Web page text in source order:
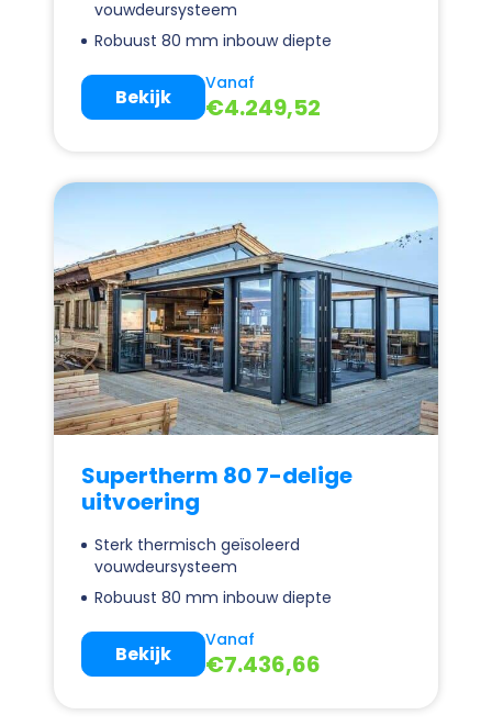
vouwdeursysteem
Robuust 80 mm inbouw diepte
Vanaf
€4.249,52
Bekijk
Supertherm 80 7-delige
uitvoering
Sterk thermisch geïsoleerd
vouwdeursysteem
Robuust 80 mm inbouw diepte
Vanaf
€7.436,66
Bekijk